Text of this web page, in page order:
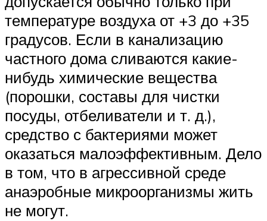
температуре воздуха от +3 до +35
градусов. Если в канализацию
частного дома сливаются какие-
нибудь химические вещества
(порошки, составы для чистки
посуды, отбеливатели и т. д.),
средство с бактериями может
оказаться малоэффективным. Дело
в том, что в агрессивной среде
анаэробные микроорганизмы жить
не могут.